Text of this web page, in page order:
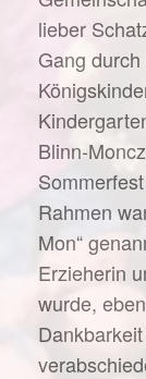
lieber
Gang
Blinn-
Rahmen
Mon“
Erzieherin
wurde,